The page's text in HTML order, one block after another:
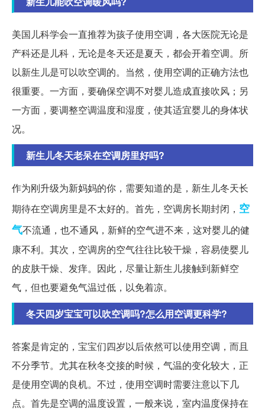
美国儿科学会一直推荐为孩子使用空调，各大医院无论是
产科还是儿科，无论是冬天还是夏天，都会开着空调。所
以新生儿是可以吹空调的。当然，使用空调的正确方法也
很重要。一方面，要确保空调不对婴儿造成直接吹风；另
一方面，要调整空调温度和湿度，使其适宜婴儿的身体状
况。
新生儿冬天老呆在空调房里好吗?
作为刚升级为新妈妈的你，需要知道的是，新生儿冬天长
期待在空调房里是不太好的。首先，空调房长期封闭， 空
气不流通，也不通风，新鲜的空气进不来，这对婴儿的健
康不利。其次，空调房的空气往往比较干燥，容易使婴儿
的皮肤干燥、发痒。因此，尽量让新生儿接触到新鲜空
气，但也要避免气温过低，以免着凉。
冬天四岁宝宝可以吹空调吗?怎么用空调更科学?
答案是肯定的，宝宝们四岁以后依然可以使用空调，而且
不分季节。尤其在秋冬交接的时候，气温的变化较大，正
是使用空调的良机。不过，使用空调时需要注意以下几
点。首先是空调的温度设置，一般来说，室内温度保持在